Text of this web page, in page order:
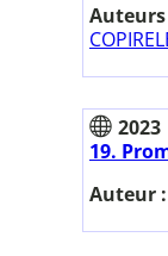
Auteurs
2023
19.
Auteur :